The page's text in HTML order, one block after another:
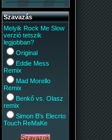
Szavazás
Melyik Rock Me Slow
verzió tetszik
legjobban?
Original
Eddie Mess
Remix
Mad Morello
Remix
Benkő vs. Olasz
remix
Simon B's Elecrto
Touch ReMaKe